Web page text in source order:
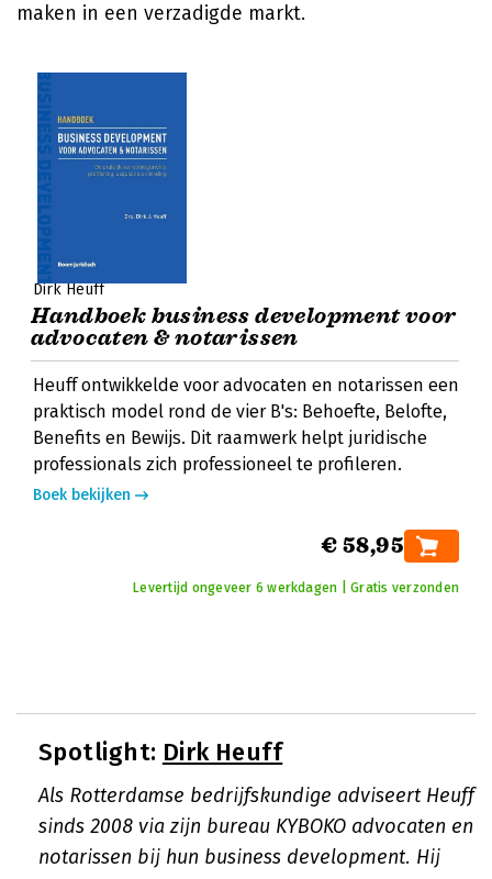
maken in een verzadigde markt.
Dirk Heuff
Handboek business development voor
advocaten & notarissen
Heuff ontwikkelde voor advocaten en notarissen een
praktisch model rond de vier B's: Behoefte, Belofte,
Benefits en Bewijs. Dit raamwerk helpt juridische
professionals zich professioneel te profileren.
Boek bekijken
€ 58,95
Levertijd ongeveer 6 werkdagen | Gratis verzonden
Spotlight: Dirk Heuff
Als Rotterdamse bedrijfskundige adviseert Heuff
sinds 2008 via zijn bureau KYBOKO advocaten en
notarissen bij hun business development. Hij